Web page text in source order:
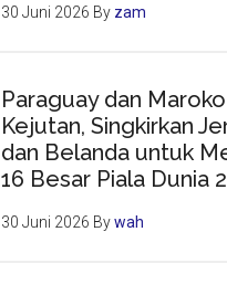
30 Juni 2026 By zam
Paraguay dan
Kejutan, Singkirkan
dan Belanda untuk
16 Besar Piala Dunia
30 Juni 2026 Bywah